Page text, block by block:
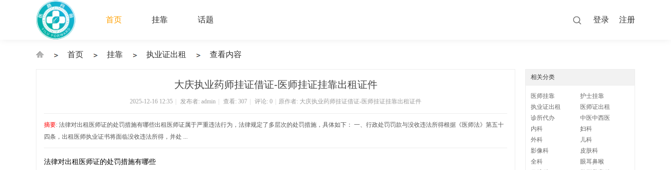
首页 挂靠 话题 登录 注册
首页 挂靠 执业证出租 查看内容
大庆执业药师挂证借证-医师挂证挂靠出租证件
2025-12-16 12:35 发布者: admin 查看: 307 评论: 0 原作者: 大庆执业药师挂证借证-医师挂证挂靠出租证件
摘要: 法律对出租医师证的处罚措施有哪些出租医师证属于严重违法行为，法律规定了多层次的处罚措施，具体如下： 一、行政处罚‌罚款与没收违法所得‌根据《医师法》第五十
四条，出租医师执业证书将面临没收违法所得，并处 ...
法律对出租医师证的处罚措施有哪些
相关分类
医师挂靠
护士挂靠
执业证出租
医师证出租
诊所代办
中医中西医
内科
妇科
外科
儿科
影像科
皮肤科
全科
眼耳鼻喉